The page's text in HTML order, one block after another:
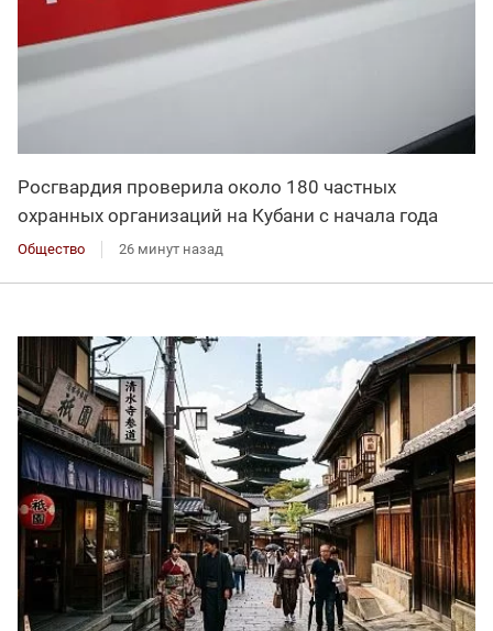
Росгвардия проверила около 180 частных
охранных организаций на Кубани с начала года
Общество 26 минут назад